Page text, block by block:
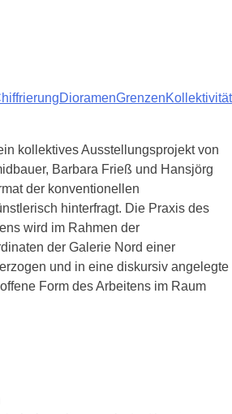
DioramenGrenzenKollektivität
kollektives Ausstellungsprojekt von
Barbara Frieß und Hansjörg
der konventionellen
hinterfragt. Die Praxis des
wird im Rahmen der
der Galerie Nord einer
und in eine diskursiv angelegte
Form des Arbeitens im Raum